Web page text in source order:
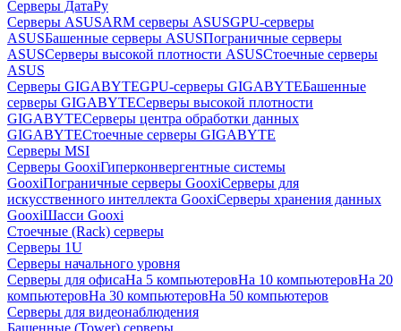
Серверы ДатаРу
Серверы ASUSARM серверы ASUSGPU-серверы
ASUSБашенные серверы ASUSПограничные серверы
ASUSСерверы высокой плотности ASUSСтоечные серверы
ASUS
Серверы GIGABYTEGPU-серверы GIGABYTEБашенные
серверы GIGABYTEСерверы высокой плотности
GIGABYTEСерверы центра обработки данных
GIGABYTEСтоечные серверы GIGABYTE
Серверы MSI
Серверы GooxiГиперконвергентные системы
GooxiПограничные серверы GooxiСерверы для
искусственного интеллекта GooxiСерверы хранения данных
GooxiШасси Gooxi
Стоечные (Rack) серверы
Серверы 1U
Серверы начального уровня
Серверы для офисаНа 5 компьютеровНа 10 компьютеровНа 20
компьютеровНа 30 компьютеровНа 50 компьютеров
Серверы для видеонаблюдения
Башенные (Tower) серверы